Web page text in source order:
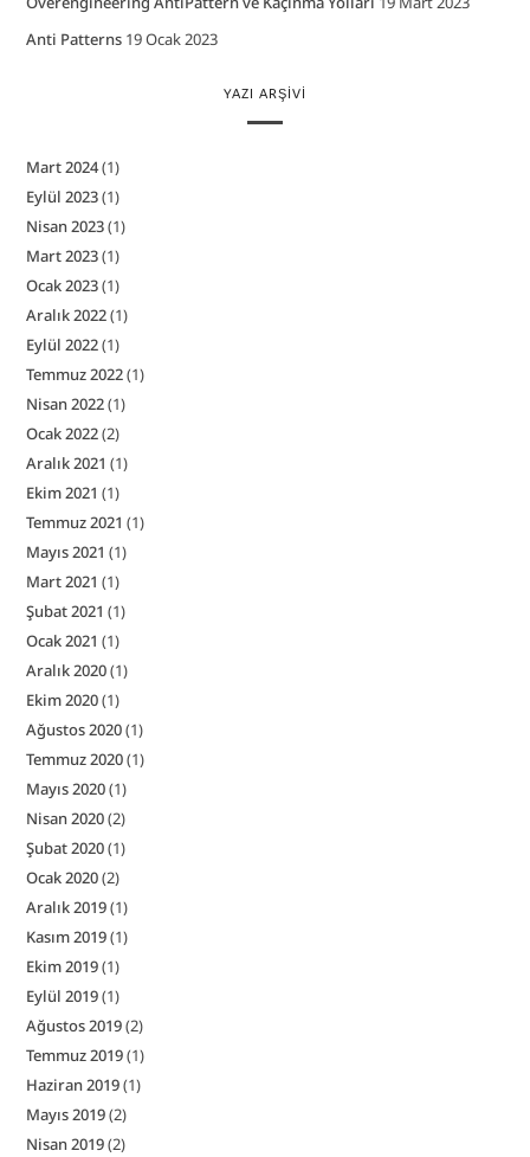
Anti Patterns 19 Ocak 2023
YAZI ARŞIVI
Mart 2024(1)
Eylül 2023(1)
Nisan 2023(1)
Mart 2023(1)
Ocak 2023(1)
Aralık 2022(1)
Eylül 2022(1)
Temmuz 2022(1)
Nisan 2022(1)
Ocak 2022(2)
Aralık 2021 (1)
Ekim 2021 (1)
Temmuz 2021 (1)
Mayıs 2021 (1)
Mart 2021 (1)
Şubat 2021 (1)
Ocak 2021 (1)
Aralık 2020(1)
Ekim 2020(1)
Ağustos 2020(1)
Temmuz 2020(1)
Mayıs 2020(1)
Nisan 2020(2)
Şubat 2020(1)
Ocak 2020(2)
Aralık 2019(1)
Kasım 2019(1)
Ekim 2019(1)
Eylül 2019(1)
Ağustos 2019(2)
Temmuz 2019(1)
Haziran 2019(1)
Mayıs 2019(2)
Nisan 2019(2)